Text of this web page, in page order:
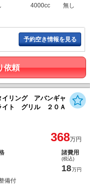
4000cc
無し
予約空き情報を見る
依頼
リング アバンギャ
イト グリル ２０Ａ
368万円
諸費用
(税込)
18万円
備付